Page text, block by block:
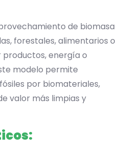
de biomasa
forestales, alimentarios o
energía o
modelo permite
por biomateriales,
valor más limpias y